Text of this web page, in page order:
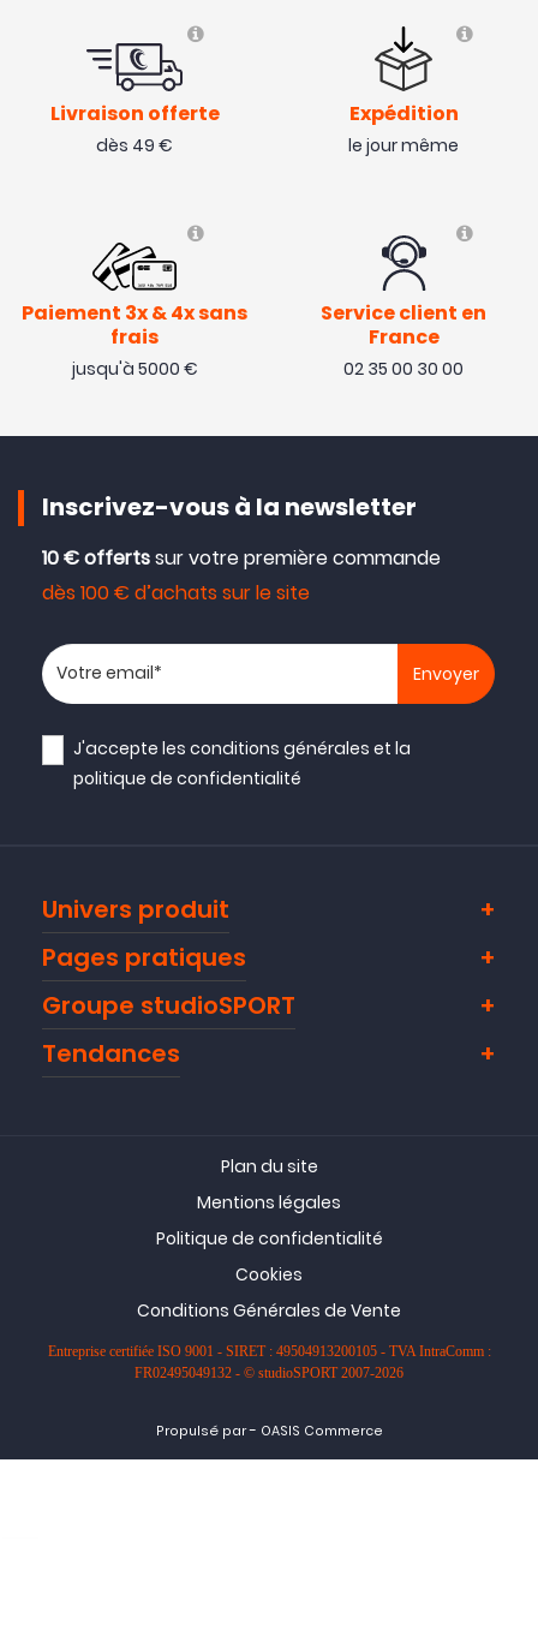
Livraison offerte
dès 49 €
Expédition
le jour même
Paiement 3x & 4x sans
frais
jusqu'à 5000 €
Service client en
France
02 35 00 30 00
Inscrivez-vous à la newsletter
10 € offertssur votre première commande
dès 100 € d’achats sur le site
Votre adresse email
J'accepte lesconditions générales et la
politique de confidentialité
Univers produit
Pages pratiques
Groupe studioSPORT
Tendances
Plan du site
Mentions légales
Politique de confidentialité
Cookies
Conditions Générales de Vente
Entreprise certifiée ISO 9001 - SIRET : 49504913200105 - TVA IntraComm :
FR02495049132 - © studioSPORT 2007-2026
Propulsé par- OASIS Commerce